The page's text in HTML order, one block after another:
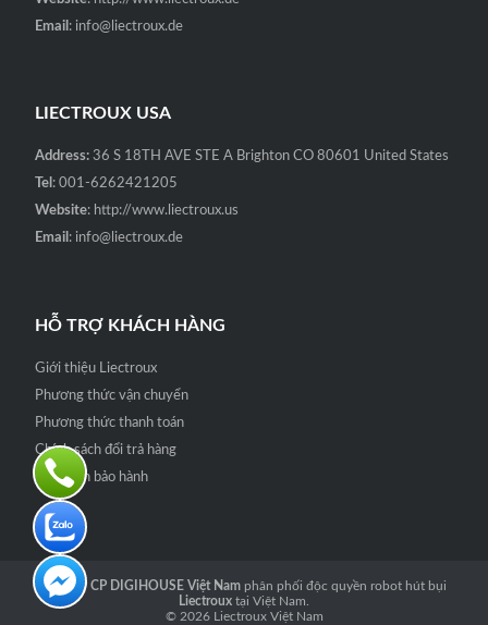
Email : info@liectroux.de
LIECTROUX USA
Address: 36 S 18TH AVE STE A Brighton CO 80601 United States
Tel : 001-6262421205
Website: http://www.liectroux.us
Email : info@liectroux.de
HỖ TRỢ KHÁCH HÀNG
Giới thiệu Liectroux
Phương thức vận chuyển
Phương thức thanh toán
Chính sách đổi trả hàng
Quy định bảo hành
Công ty CP DIGIHOUSE Việt Namphân phối độc quyền robot hút bụi
Liectroux tại Việt Nam.
© 2026
Liectroux Việt Nam